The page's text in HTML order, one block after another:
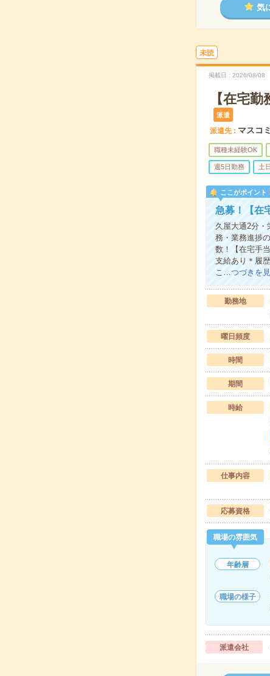
気
未読
掲載日 2026/08/08
【在宅
派遣
派遣先 マスコミ
職種未経験OK
週5日勤務 土
ここがポイント
急募！【在
久屋大通2分
務・業務進捗
数！【在宅手
支給あり＊履
こ…つづきを
勤務地
曜日頻度
時間
期間
時給
仕事内容
応募資格
職場の雰囲気
年齢層
職場の様子
派遣会社